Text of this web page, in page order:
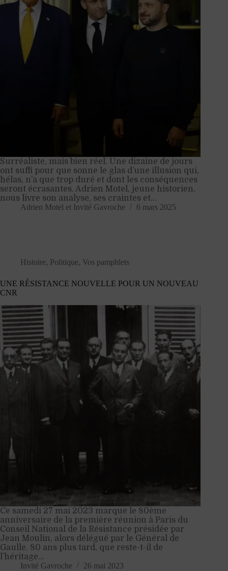
Surréaliste, mais bien réel. Une dizaine de jours
ont suffi pour que sonne le glas d’une illusion qui,
hélas, n’a que trop duré et dont les conséquences
seront écrasantes. Adrien Motel, jeune historien,
nous livre son analyse, ses craintes et…
Adrien Motel et Invité Gavroche 6 mars 2025
Histoire, Politique, Vos pamphlets
UNE RÉSISTANCE NOUVELLE POUR UN NOUVEAU
CNR
Ce samedi 27 mai 2023 marque le 80ème
anniversaire de la première réunion à Paris du
Conseil National de la Résistance présidée par
Jean Moulin, alors délégué par le Général de
Gaulle. 80 ans plus tard, que reste-t-il de
l’héritage…
Invité Gavroche 26 mai 2023